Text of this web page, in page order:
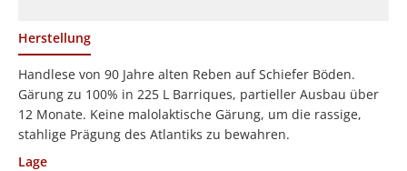
Herstellung
Handlese von 90 Jahre alten Reben auf Schiefer Böden.
Gärung zu 100% in 225 L Barriques, partieller Ausbau über
12 Monate. Keine malolaktische Gärung, um die rassige,
stahlige Prägung des Atlantiks zu bewahren.
Lage